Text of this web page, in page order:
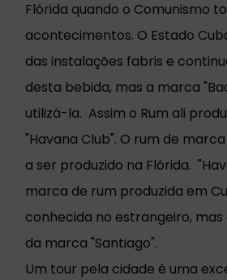
Flórida quando o Comunismo
acontecimentos. O Estado
das instalações fabris e
desta bebida, mas a marca
utilizá-la. Assim o Rum ali
"Havana Club". O rum de
a ser produzido na Flórida.
marca de rum produzida em
conhecida no estrangeiro,
da marca "Santiago".
Um tour pela cidade é uma